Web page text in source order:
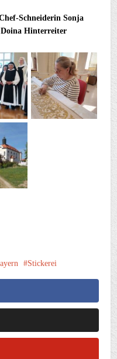
Schneiderin Sonja
Hinterreiter
Stickerei